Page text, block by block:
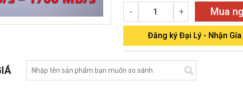
- + Mua
Đăng ký Đại Lý - Nhận